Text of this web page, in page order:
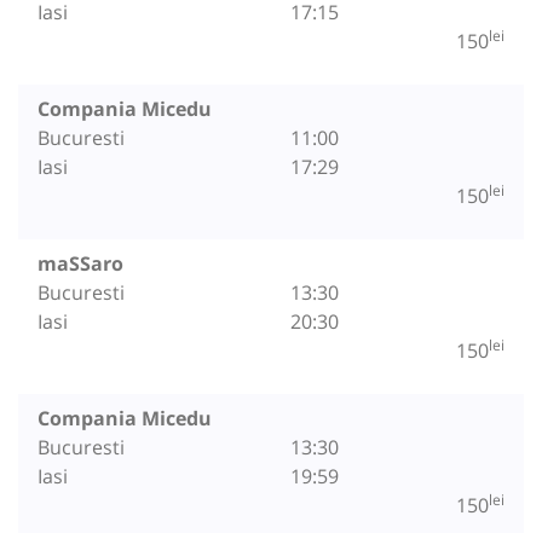
Iasi
17:15
150lei
Compania Micedu
Bucuresti
Iasi
11:00
17:29
150lei
maSSaro
Bucuresti
Iasi
13:30
20:30
150lei
Compania Micedu
Bucuresti
Iasi
13:30
19:59
150lei